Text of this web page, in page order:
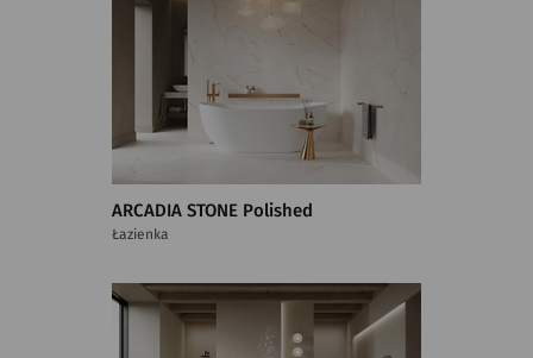
ARCADIA STONE Polished
Łazienka